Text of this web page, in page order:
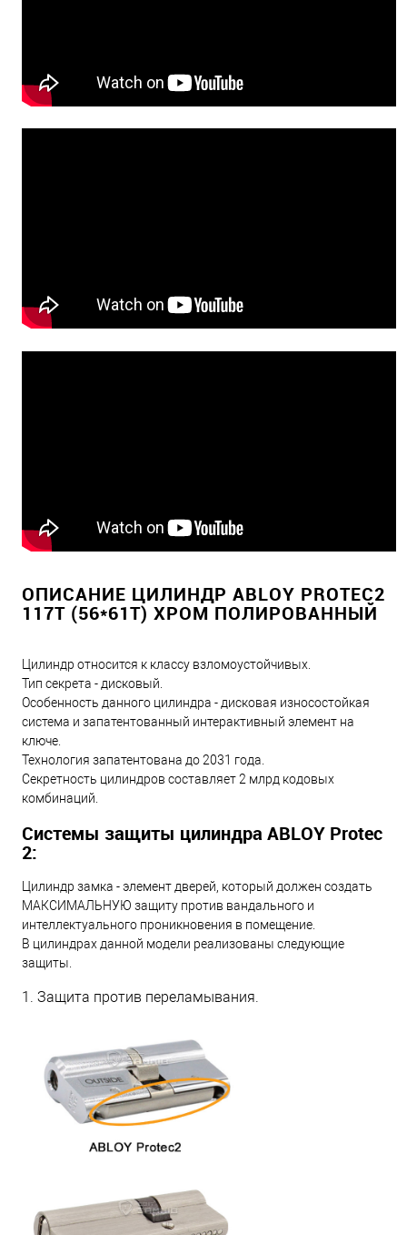
ОПИСАНИЕ ЦИЛИНДР ABLOY PROTEC2
117T (56*61T) ХРОМ ПОЛИРОВАННЫЙ
Цилиндр относится к классу взломоустойчивых.
Тип секрета - дисковый.
Особенность данного цилиндра - дисковая износостойкая
система и запатентованный интерактивный элемент на
ключе.
Технология запатентована до 2031 года.
Секретность цилиндров составляет 2 млрд кодовых
комбинаций.
Системы защиты цилиндра ABLOY Protec
2:
Цилиндр замка - элемент дверей, который должен создать
МАКСИМАЛЬНУЮ защиту против вандального и
интеллектуального проникновения в помещение.
В цилиндрах данной модели реализованы следующие
защиты.
1. Защита против переламывания.